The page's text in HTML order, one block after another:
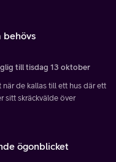
behövs
till tisdag 13 oktober
de kallas till ett hus där ett
sitt skräckvälde över
ögonblicket